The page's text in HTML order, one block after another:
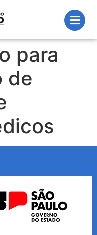
para
de